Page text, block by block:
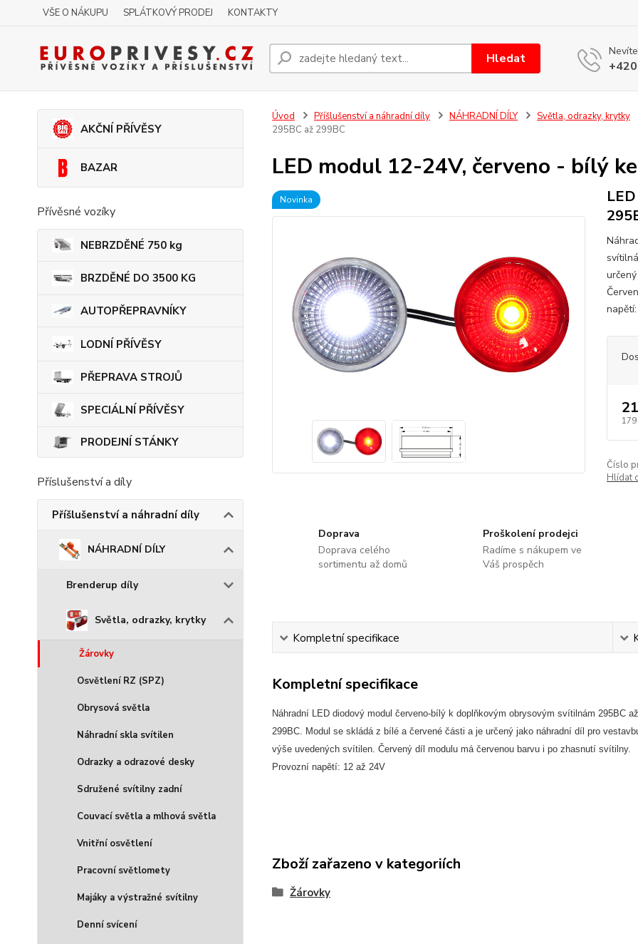
VŠE O NÁKUPU SPLÁTKOVÝ PRODEJ KONTAKTY
Hledat
AKČNÍ PŘÍVĚSY
BAZAR
Přívěsné vozíky
NEBRZDĚNÉ 750 kg
BRZDĚNÉ DO 3500 KG
AUTOPŘEPRAVNÍKY
LODNÍ PŘÍVĚSY
PŘEPRAVA STROJŮ
SPECIÁLNÍ PŘÍVĚSY
PRODEJNÍ STÁNKY
Příslušenství a díly
Příšlušenství a náhradní díly
NÁHRADNÍ DÍLY
Brenderup díly
Světla, odrazky, krytky
Žárovky
Osvětlení RZ (SPZ)
Obrysová světla
Náhradní skla svítilen
Odrazky a odrazové desky
Sdružené svítilny zadní
Couvací světla a mlhová světla
Vnitřní osvětlení
Pracovní světlomety
Majáky a výstražné svítilny
Denní svícení
Úvod Příšlušenství a náhradní díly NÁHRADNÍ DÍLY Světla, odrazky, krytky
295BC až 299BC
LED modul 12-24V, červeno - bílý
Novinka
179
Číslo
Hlídat
Doprava
Doprava celého
sortimentu až domů
Proškolení prodejci
Radíme s nákupem ve
Váš prospěch
Kompletní specifikace
Kompletní specifikace
Náhradní LED diodový modul červeno-bílý k doplňkovým obrysovým svítilnám 295BC až
299BC. Modul se skládá z bílé a červené části a je určený jako náhradní díl pro
výše uvedených svítilen. Červený díl modulu má červenou barvu i po zhasnutí svítilny.
Provozní napětí: 12 až 24V
Zboží zařazeno v kategoriích
Žárovky